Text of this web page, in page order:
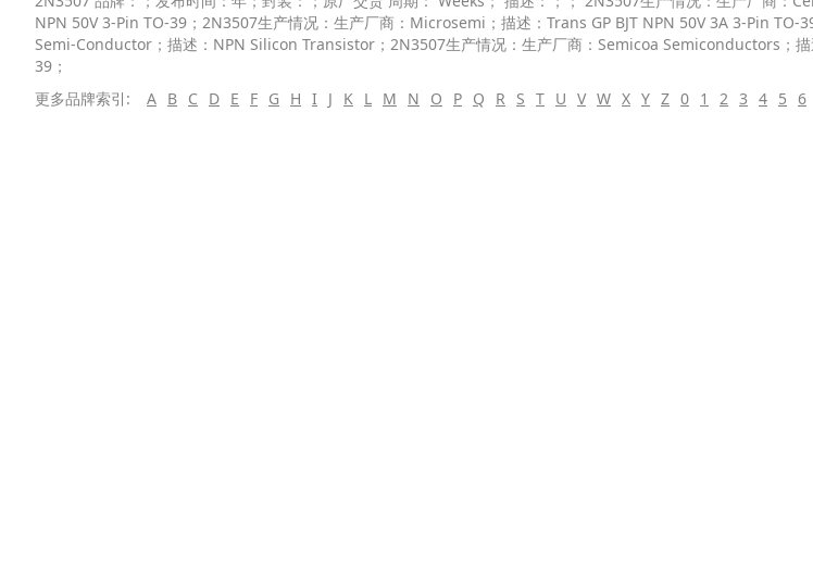
NPN 50V 3-Pin TO-39；2N3507生产情况：生产厂商：Microsemi；描述：Trans GP BJT NPN 50V 3A 3-Pin TO-
Semi-Conductor；描述：NPN Silicon Transistor；2N3507生产情况：生产厂商：Semicoa Semiconductors；描
39；
更多品牌索引:
A B C D E F G H I J K L M N O P Q R S T U V W X Y Z 0 1 2 3 4 5 6